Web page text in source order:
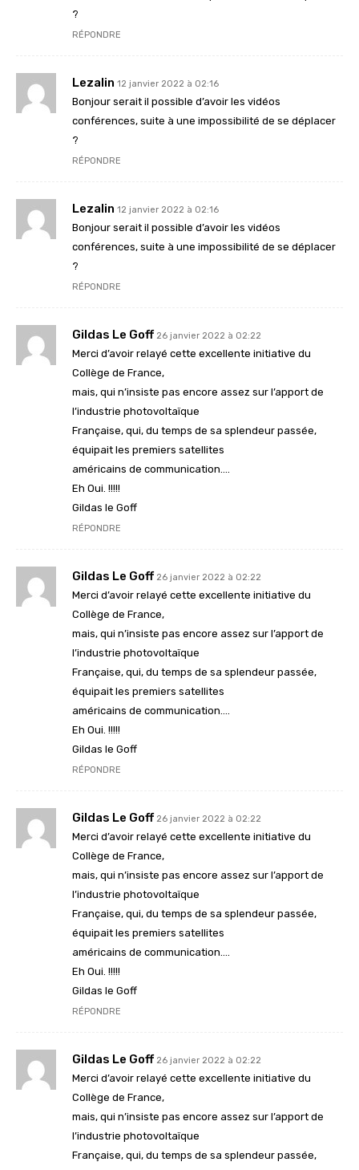
?
RÉPONDRE
Lezalin 12 janvier 2022 à 02:16
Bonjour serait il possible d’avoir les vidéos
conférences, suite à une impossibilité de se déplacer
?
RÉPONDRE
Lezalin 12 janvier 2022 à 02:16
Bonjour serait il possible d’avoir les vidéos
conférences, suite à une impossibilité de se déplacer
?
RÉPONDRE
Gildas Le Goff 26 janvier 2022 à 02:22
Merci d’avoir relayé cette excellente initiative du
Collège de France,
mais, qui n’insiste pas encore assez sur l’apport de
l’industrie photovoltaïque
Française, qui, du temps de sa splendeur passée,
équipait les premiers satellites
américains de communication….
Eh Oui. !!!!!
Gildas le Goff
RÉPONDRE
Gildas Le Goff 26 janvier 2022 à 02:22
Merci d’avoir relayé cette excellente initiative du
Collège de France,
mais, qui n’insiste pas encore assez sur l’apport de
l’industrie photovoltaïque
Française, qui, du temps de sa splendeur passée,
équipait les premiers satellites
américains de communication….
Eh Oui. !!!!!
Gildas le Goff
RÉPONDRE
Gildas Le Goff 26 janvier 2022 à 02:22
Merci d’avoir relayé cette excellente initiative du
Collège de France,
mais, qui n’insiste pas encore assez sur l’apport de
l’industrie photovoltaïque
Française, qui, du temps de sa splendeur passée,
équipait les premiers satellites
américains de communication….
Eh Oui. !!!!!
Gildas le Goff
RÉPONDRE
Gildas Le Goff 26 janvier 2022 à 02:22
Merci d’avoir relayé cette excellente initiative du
Collège de France,
mais, qui n’insiste pas encore assez sur l’apport de
l’industrie photovoltaïque
Française, qui, du temps de sa splendeur passée,